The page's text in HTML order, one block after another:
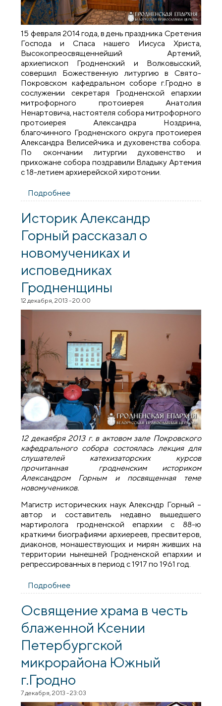
15 февраля 2014 года, в день праздника Сретения
Господа и Спаса нашего Иисуса Христа,
Высокопреосвященнейший Артемий,
архиепископ Гродненский и Волковысский,
совершил Божественную литургию в Свято-
Покровском кафедральном соборе г.Гродно в
сослужении секретаря Гродненской епархии
митрофорного протоиерея Анатолия
Ненартовича, настоятеля собора митрофорного
протоиерея Александра Ноздрина,
благочинного Гродненского округа протоиерея
Александра Велисейчика и духовенства собора.
По окончании литургии духовенство и
прихожане собора поздравили Владыку Артемия
с 18-летием архиерейской хиротонии.
Подробнее
архиепископ Артемий совершил
литургию и освятил крест и купол храма
в честь великомученика Пантелеимона
Историк Александр
Горный рассказал о
новомучениках и
исповедниках
Гродненщины
12 декабря, 2013 - 20:00
12 декаября 2013 г. в актовом зале Покровского
кафедрального собора состоялась лекция для
слушателей катехизаторских курсов
прочитанная гродненским историком
Александром Горным и посвященная теме
новомучеников.
Магистр исторических наук Алексндр Горный –
автор и составитель недавно вышедшего
мартиролога гродненской епархии с 88-ю
краткими биографиями архиереев, пресвитеров,
диаконов, монашествующих и мирян живших на
территории нынешней Гродненской епархии и
репрессированных в период с 1917 по 1961 год.
Подробнее
о новомучениках и исповедниках
Освящение храма в честь
блаженной Ксении
Петербургской
микрорайона Южный
г.Гродно
7 декабря, 2013 - 23:03